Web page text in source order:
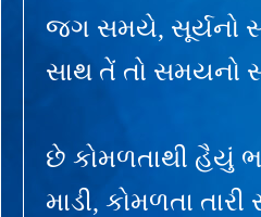
જગ સમયે, સૂર્યનો
સાથ તેં તો સમયનો
છે કોમળતાથી હૈયું
માડી, કોમળતા તારી